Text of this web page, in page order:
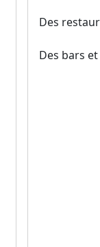
Des
Des bars